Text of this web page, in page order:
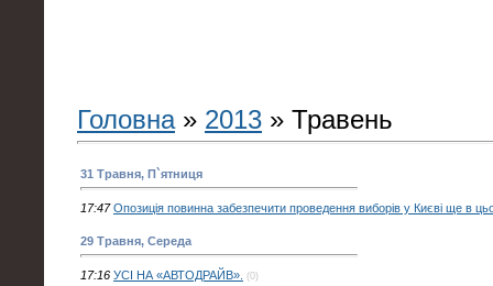
Головна» 2013 » Травень
31 Травня, П`ятниця
17:47 Опозиція повинна забезпечити проведення виборів у Києві ще в
29 Травня, Середа
17:16 УСІ НА «АВТОДРАЙВ». (0)